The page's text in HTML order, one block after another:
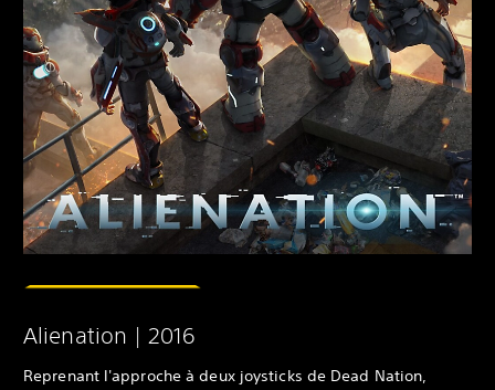
Alienation | 2016
Reprenant l'approche à deux joysticks de Dead Nation,